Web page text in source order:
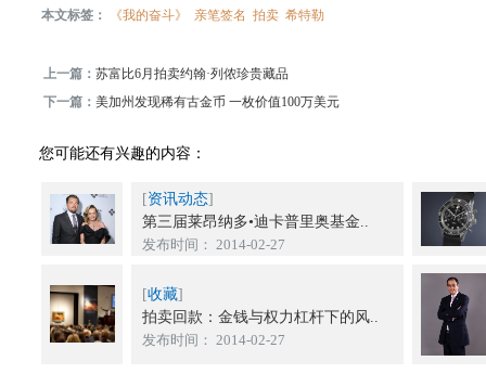
本文标签： 《我的奋斗》 亲笔签名 拍卖 希特勒
上一篇：苏富比6月拍卖约翰·列侬珍贵藏品
下一篇：美加州发现稀有古金币 一枚价值100万美元
您可能还有兴趣的内容：
[资讯动态]
第三届莱昂纳多•迪卡普里奥基金..
发布时间： 2014-02-27
[收藏]
拍卖回款：金钱与权力杠杆下的风..
发布时间： 2014-02-27